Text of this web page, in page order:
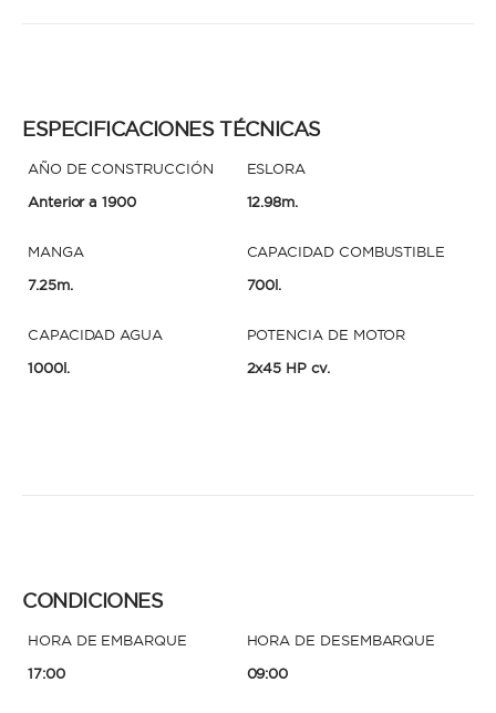
ESPECIFICACIONES TÉCNICAS
AÑO DE CONSTRUCCIÓN
Anterior a 1900
ESLORA
12.98m.
MANGA
7.25m.
CAPACIDAD COMBUSTIBLE
700l.
CAPACIDAD AGUA
1000l.
POTENCIA DE MOTOR
2x45 HP cv.
CONDICIONES
HORA DE EMBARQUE
17:00
HORA DE DESEMBARQUE
09:00